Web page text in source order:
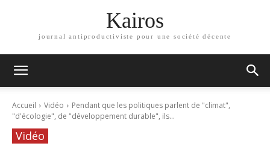
Kairos
journal antiproductiviste pour une société décente
Accueil Vidéo
Pendant que les politiques parlent de "climat",
"d'écologie", de "développement durable", ils...
Vidéo